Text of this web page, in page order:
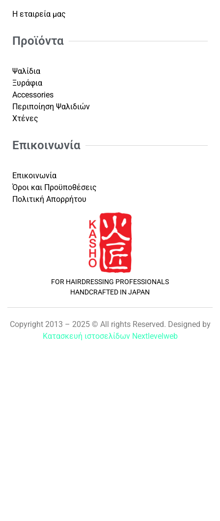
Η εταιρεία μας
Προϊόντα
Ψαλίδια
Ξυράφια
Accessories
Περιποίηση Ψαλιδιών
Χτένες
Επικοινωνία
Επικοινωνία
Όροι και Προϋποθέσεις
Πολιτική Απορρήτου
FOR HAIRDRESSING PROFESSIONALS
HANDCRAFTED IN JAPAN
Copyright 2013 – 2025 © All rights Reserved. Designed by
Κατασκευή ιστοσελίδων Nextlevelweb